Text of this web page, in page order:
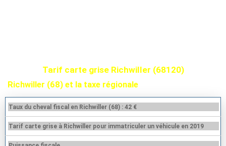
Tarif carte grise Richwiller (68120)
Richwiller (68) et la taxe régionale
Taux du cheval fiscal en Richwiller (68) : 42 €
Tarif carte grise à Richwiller pour immatriculer un véhicule en 2019